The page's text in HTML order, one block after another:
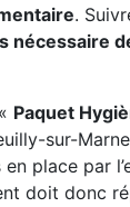
.
nécessaire
Paquet
sur-Marne
place par
doit donc